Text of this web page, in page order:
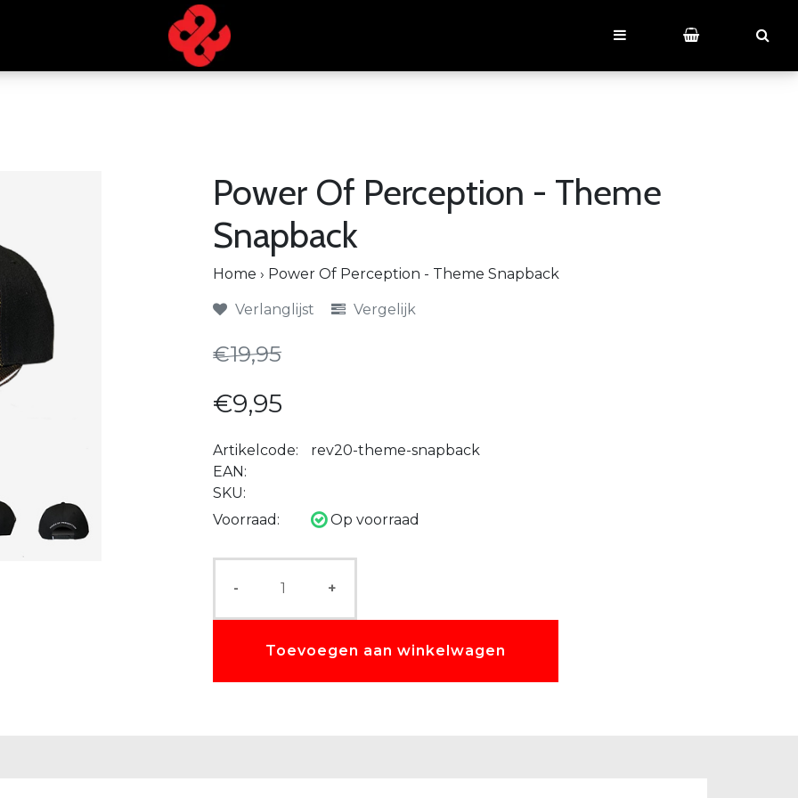
Power Of Perception - Theme
Snapback
Home › Power Of Perception - Theme Snapback
Verlanglijst Vergelijk
€19,95
€9,95
Artikelcode:
rev20-theme-snapback
EAN:
SKU:
Voorraad:
Op voorraad
- +
Toevoegen aan winkelwagen